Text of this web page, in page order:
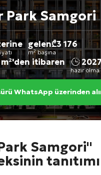
Park Samgori
gelen₾3 176
m² başına
itibaren 2027
hazır
WhatsApp üzerinden
Samgori"
tanıtımı